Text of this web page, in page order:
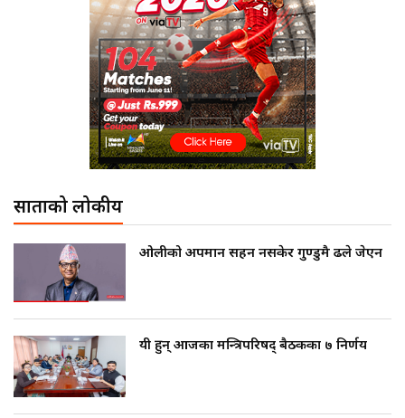
साताको लोकप्रीय
ओलीको अपमान सहन नसकेर गुण्डुमै ढले जेएन
यी हुन् आजका मन्त्रिपरिषद् बैठकका ७ निर्णय